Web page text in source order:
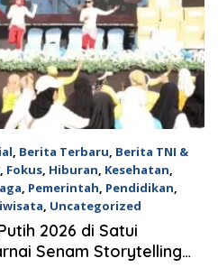
, Berita Terbaru, Berita TNI &
, Fokus, Hiburan, Kesehatan,
, Pemerintah, Pendidikan,
, Uncategorized
2026 di Satui
Senam Storytelling